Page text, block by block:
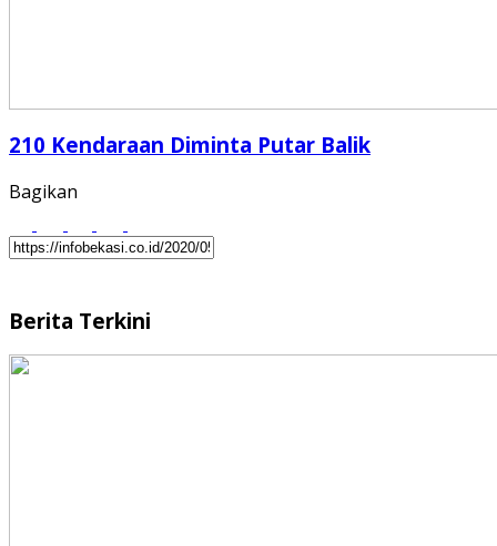
210 Kendaraan Diminta Putar Balik
Bagikan
Berita Terkini